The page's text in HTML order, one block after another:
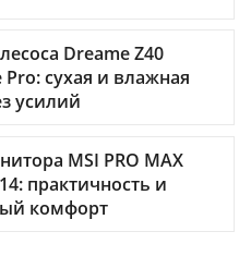
Dreame Z40
Pro: сухая и влажная
усилий
MSI PRO MAX
практичность и
комфорт